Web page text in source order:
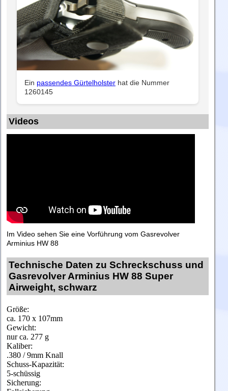
Ein passendes Gürtelholster hat die Nummer
1260145
Videos
Im Video sehen Sie eine Vorführung vom Gasrevolver
Arminius HW 88
Technische Daten zu Schreckschuss und
Gasrevolver Arminius HW 88 Super
Airweight, schwarz
Größe:
ca. 170 x 107mm
Gewicht:
nur ca. 277 g
Kaliber:
.380 / 9mm Knall
Schuss-Kapazität:
5-schüssig
Sicherung: